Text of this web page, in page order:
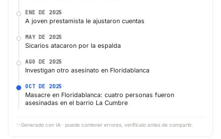
ENE DE 2025
A joven prestamista le ajustaron cuentas
MAY DE 2025
Sicarios atacaron por la espalda
AGO DE 2025
Investigan otro asesinato en Floridablanca
OCT DE 2025
Masacre en Floridablanca: cuatro personas fueron
asesinadas en el barrio La Cumbre
✨ Generado con IA · puede contener errores, verifícalo antes de compartir.